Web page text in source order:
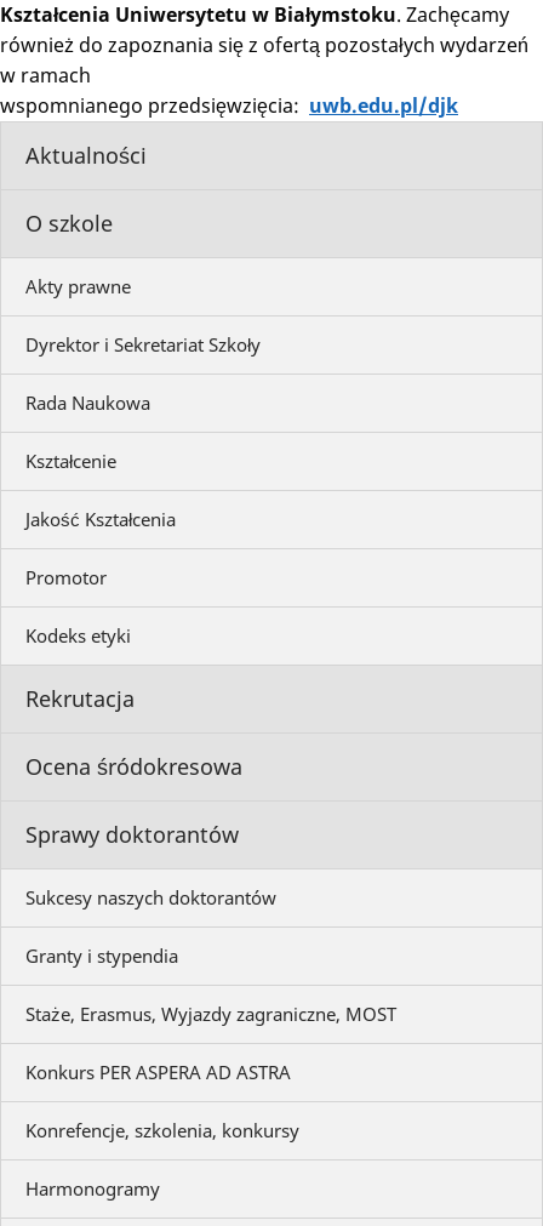
Aktualności
O szkole
Akty prawne
Dyrektor i Sekretariat Szkoły
Rada Naukowa
Kształcenie
Jakość Kształcenia
Promotor
Kodeks etyki
Rekrutacja
Ocena śródokresowa
Sprawy doktorantów
Sukcesy naszych doktorantów
Granty i stypendia
Staże, Erasmus, Wyjazdy zagraniczne, MOST
Konkurs PER ASPERA AD ASTRA
Konrefencje, szkolenia, konkursy
Harmonogramy
Kształcenia Uniwersytetu w Białymstoku. Zachęcamy
również do zapoznania się z ofertą pozostałych wydarzeń
w ramach
wspomnianego przedsięwzięcia: uwb.edu.pl/djk